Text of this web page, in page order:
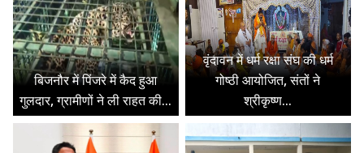
बिजनौर में पिंजरे में कैद हुआ
गुलदार, ग्रामीणों ने ली राहत की...
वृंदावन में धर्म रक्षा संघ की धर्म
गोष्ठी आयोजित, संतों ने
श्रीकृष्ण...